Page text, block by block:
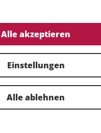
Merkmale & Prüfplanung:
kennzeichnen,
ableiten
Alle akzeptieren
Einstellungen
Alle ablehnen